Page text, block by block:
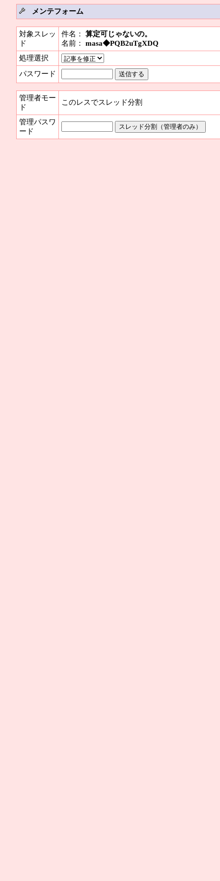
メンテフォーム
対象スレッ
ド
件名： 算定可じゃないの。
名前： masa◆PQB2uTgXDQ
処理選択
パスワード
管理者モー
ド
このレスでスレッド分割
管理パスワ
ード